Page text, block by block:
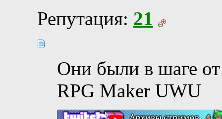
Репутация: 21
Они были в шаге от
RPG Maker UWU